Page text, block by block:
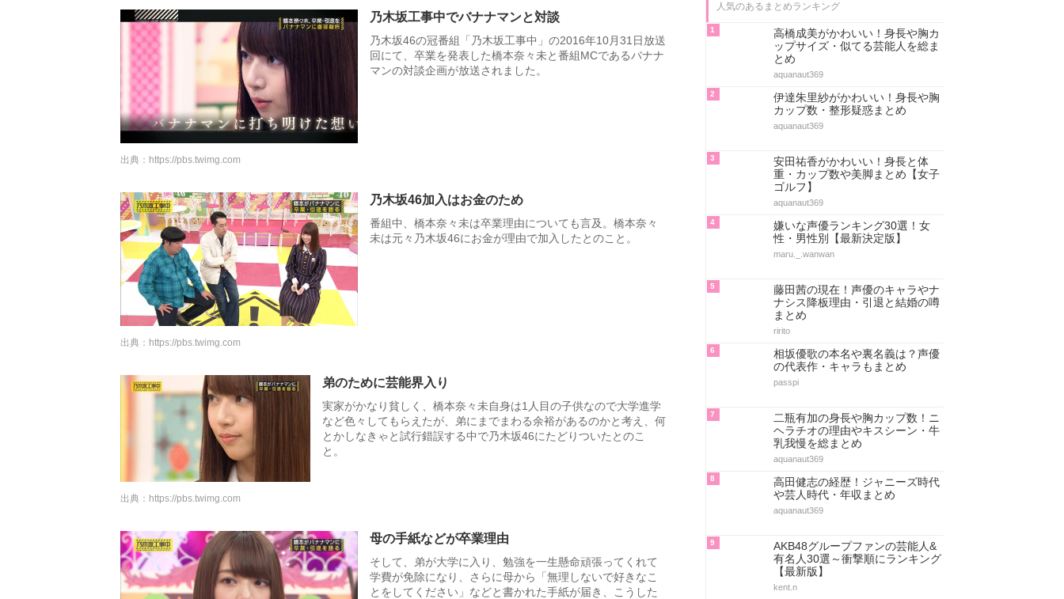
乃木坂工事中でバナナマンと対談
乃木坂46の冠番組「乃木坂工事中」の2016年10月31日放送
回にて、卒業を発表した橋本奈々未と番組MCであるバナナ
マンの対談企画が放送されました。
出典： https://pbs.twimg.com
乃木坂46加入はお金のため
番組中、橋本奈々未は卒業理由についても言及。橋本奈々
未は元々乃木坂46にお金が理由で加入したとのこと。
出典： https://pbs.twimg.com
弟のために芸能界入り
実家がかなり貧しく、橋本奈々未自身は1人目の子供なので大学進学
など色々してもらえたが、弟にまでまわる余裕があるのかと考え、何
とかしなきゃと試行錯誤する中で乃木坂46にたどりついたとのこ
と。
出典： https://pbs.twimg.com
母の手紙などが卒業理由
そして、弟が大学に入り、勉強を一生懸命頑張ってくれて
学費が免除になり、さらに母から「無理しないで好きなこ
とをしてください」などと書かれた手紙が届き、こうした
人気のあるまとめランキング
1
高橋成美がかわいい！身長や胸カ
ップサイズ・似てる芸能人を総ま
とめ
aquanaut369
2
伊達朱里紗がかわいい！身長や胸
カップ数・整形疑惑まとめ
aquanaut369
3
安田祐香がかわいい！身長と体
重・カップ数や美脚まとめ【女子
ゴルフ】
aquanaut369
4
嫌いな声優ランキング30選！女
性・男性別【最新決定版】
maru._.wanwan
5
藤田茜の現在！声優のキャラやナ
ナシス降板理由・引退と結婚の噂
まとめ
ririto
6
相坂優歌の本名や裏名義は？声優
の代表作・キャラもまとめ
passpi
7
二瓶有加の身長や胸カップ数！ニ
ヘラチオの理由やキスシーン・牛
乳我慢を総まとめ
aquanaut369
8
高田健志の経歴！ジャニーズ時代
や芸人時代・年収まとめ
aquanaut369
9
AKB48グループファンの芸能人&
有名人30選～衝撃順にランキング
【最新版】
kent.n